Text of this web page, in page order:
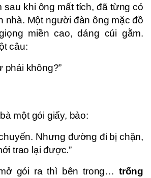
sau khi ông mất tích, đã từng có
nhà. Một người đàn ông mặc đồ
miền cao, dáng cúi gằm.
câu:
phải không?”
một gói giấy, bảo:
Nhưng đường đi bị chặn,
trao lại được.”
gói ra thì bên trong… trống